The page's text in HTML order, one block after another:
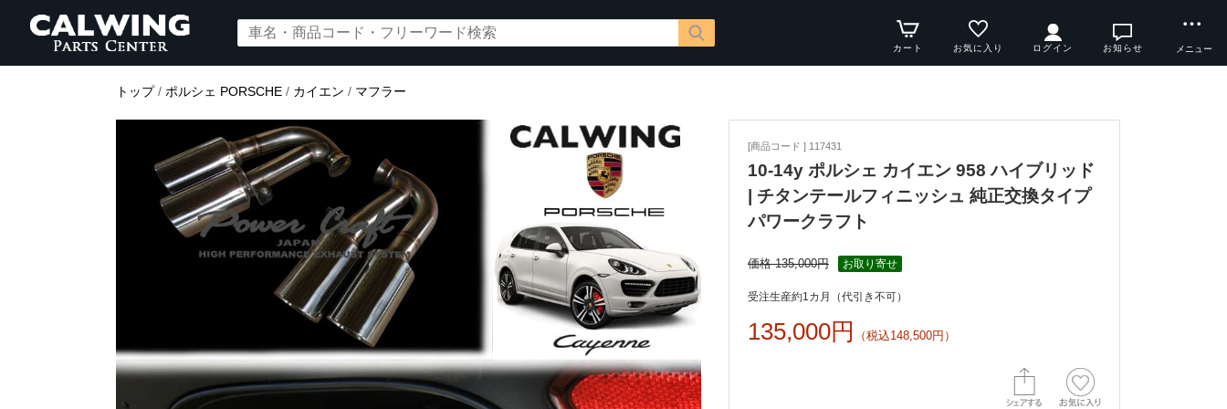
カート お気に入り ログイン お知らせ メニュー
トップ/ ポルシェ PORSCHE / カイエン / マフラー
[商品コード ] 117431
10-14y ポルシェ カイエン 958 ハイブリッド
| チタンテールフィニッシュ 純正交換タイプ
パワークラフト
価格 135,000円 お取り寄せ
受注生産約1カ月（代引き不可）
135,000円 （税込148,500円）